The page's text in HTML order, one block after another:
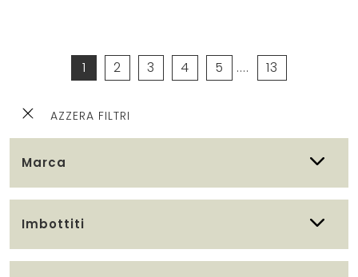
AZZERA FILTRI
Marca
Imbottiti
1 2 3 4 5 .... 13